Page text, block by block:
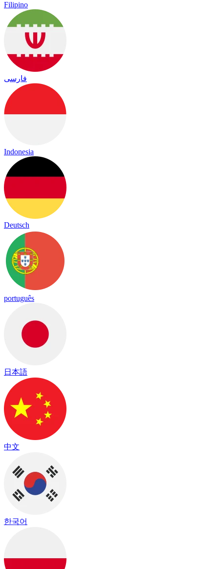
Filipino
فارسی
Indonesia
Deutsch
português
日本語
中文
한국어